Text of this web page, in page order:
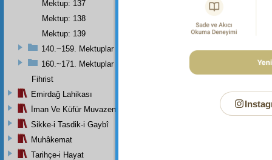
Mektup: 137
Mektup: 138
Mektup: 139
140.~159. Mektuplar
160.~171. Mektuplar
Fihrist
Emirdağ Lahikası
İman Ve Küfür Muvazeneleri
Sikke-i Tasdik-i Gaybî
Muhâkemat
Tarihçe-i Hayat